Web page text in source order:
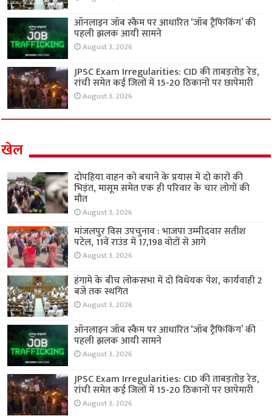
ऑनलाइन जॉब स्कैम पर आधारित ‘जॉब ट्रैफिकिंग’ की
पहली झलक आयी सामने
August 3, 2026
JPSC Exam Irregularities: CID की ताबड़तोड़ रेड,
रांची समेत कई जिलों में 15-20 ठिकानों पर छापेमारी
August 3, 2026
खेल
दोपहिया वाहन को बचाने के प्रयास में दो कारों की
भिड़ंत, मासूम समेत एक ही परिवार के चार लोगों की
मौत
August 3, 2026
मांजलपुर विस उपचुनाव : भाजपा उम्मीदवार सतीश
पटेल, 11वें राउंड में 17,198 वोटों से आगे
August 3, 2026
हंगामे के बीच लोकसभा में दो विधेयक पेश, कार्यवाही 2
बजे तक स्थगित
August 3, 2026
ऑनलाइन जॉब स्कैम पर आधारित ‘जॉब ट्रैफिकिंग’ की
पहली झलक आयी सामने
August 3, 2026
JPSC Exam Irregularities: CID की ताबड़तोड़ रेड,
रांची समेत कई जिलों में 15-20 ठिकानों पर छापेमारी
August 3, 2026